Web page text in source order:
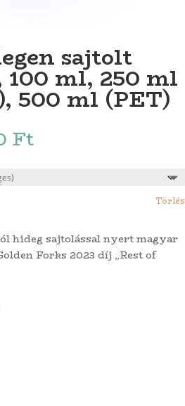
sajtolt
ml, 250 ml
500 ml (PET)
FtÁrtartomány:
1310 Ft
Törlés
hideg sajtolással nyert magyar
Forks 2023 díj „Rest of